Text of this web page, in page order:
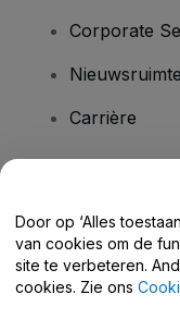
Corporate
Nieuwsruimte
Carrière
Door op ‘Alles
van cookies om de
site te verbeteren.
cookies. Zie ons